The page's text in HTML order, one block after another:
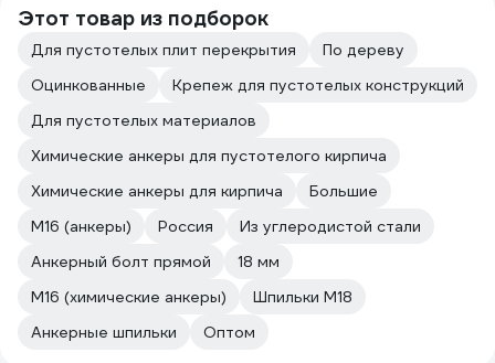
Этот товар из подборок
Для пустотелых плит перекрытия
По дереву
Оцинкованные
Крепеж для пустотелых конструкций
Для пустотелых материалов
Химические анкеры для пустотелого кирпича
Химические анкеры для кирпича
Большие
М16 (анкеры)
Россия
Из углеродистой стали
Анкерный болт прямой
18 мм
М16 (химические анкеры)
Шпильки М18
Анкерные шпильки
Оптом